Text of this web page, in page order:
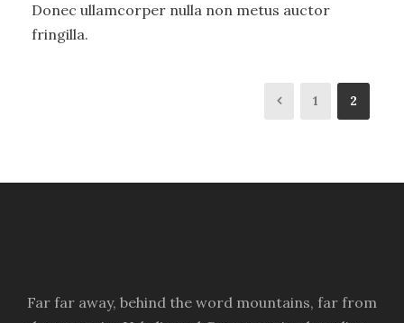
Donec ullamcorper nulla non metus auctor
fringilla.
1 2
Far far away, behind the word mountains, far from